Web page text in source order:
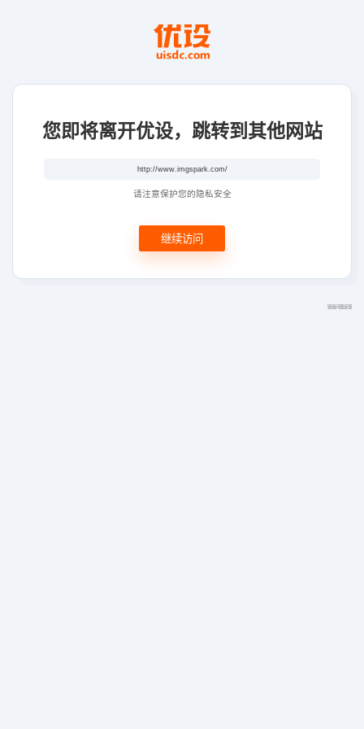
您即将离开优设，跳转到其他网站
请注意保护您的隐私安全
继续访问
链接问题反馈